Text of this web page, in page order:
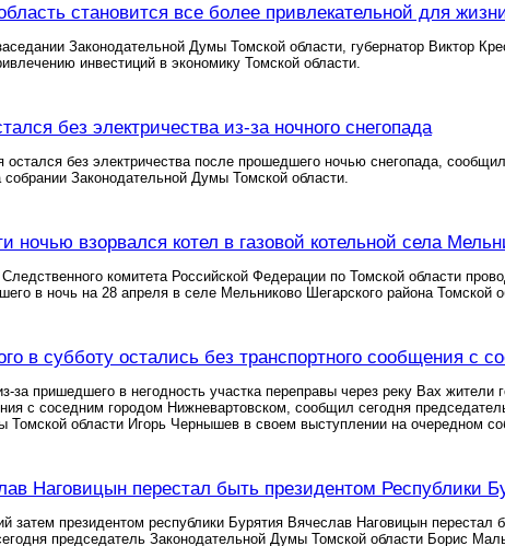
становится все более привлекательной для
Законодательной Думы Томской области, губернатор Виктор
инвестиций в экономику Томской области.
без электричества из-за ночного снегопада
остался без электричества после прошедшего ночью снегопада,
Законодательной Думы Томской области.
ночью взорвался котел в газовой котельной села
комитета Российской Федерации по Томской области
в ночь на 28 апреля в селе Мельниково Шегарского района Томской
в субботу остались без транспортного сообщения с
за пришедшего в негодность участка переправы через реку Вах жители
с соседним городом Нижневартовском, сообщил сегодня
Томской области Игорь Чернышев в своем выступлении на очередном
Наговицын перестал быть президентом Республики
затем президентом республики Бурятия Вячеслав Наговицын перестал
председатель Законодательной Думы Томской области Борис